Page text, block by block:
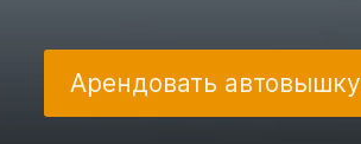
Арендовать автовышку